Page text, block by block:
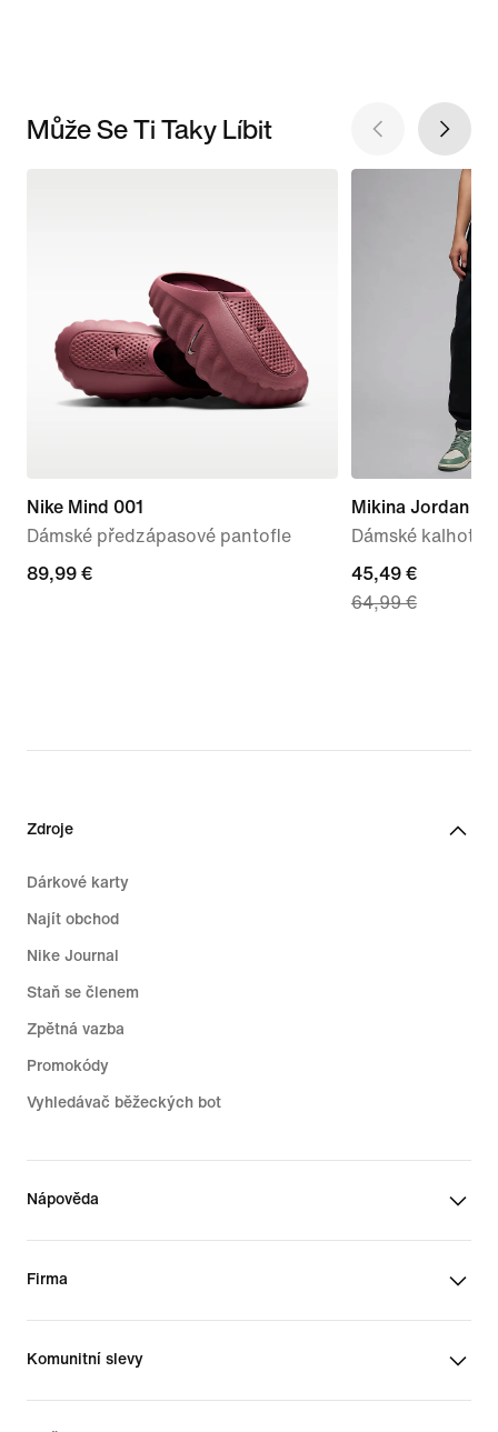
Může Se Ti Taky Líbit
Nike Mind 001
Dámské předzápasové pantofle
89,99 €
89,99 €
Mikina Jordan
Dámské kalhoty
current
price
45,49 €
64,99 €
Zdroje
Dárkové karty
Najít obchod
Nike Journal
Staň se členem
Zpětná vazba
Promokódy
Vyhledávač běžeckých bot
Nápověda
Firma
Komunitní slevy